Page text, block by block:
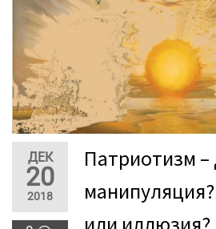
ДЕК
20
2018
Патриотизм
или иллюзия?